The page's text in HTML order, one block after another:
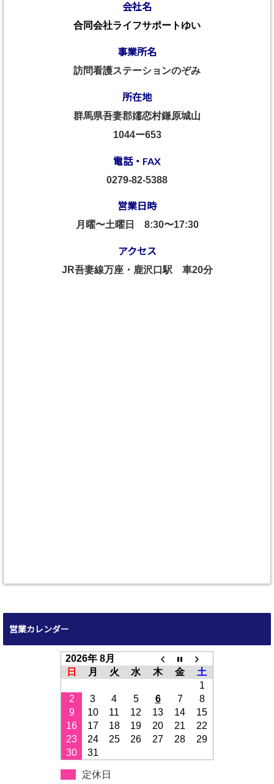
会社名
合同会社ライフサポートゆい
事業所名
訪問看護ステーションのぞみ
所在地
群馬県吾妻郡嬬恋村鎌原城山
1044ー653
電話・FAX
0279-82-5388
営業日時
月曜〜土曜日 8:30〜17:30
アクセス
JR吾妻線万座・鹿沢口駅 車20分
営業カレンダー
2026年 8月
日
月 火 水 木 金
土
1
2
3 4 5 6 7
8
9
10 11 12 13 14
15
16
17 18 19 20 21
22
23
24 25 26 27 28
29
30
31
定休日